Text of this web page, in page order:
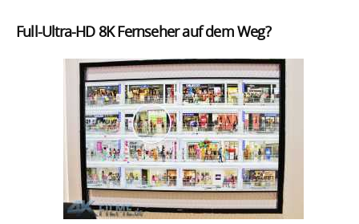
Full-Ultra-HD 8K Fernseher auf dem Weg?